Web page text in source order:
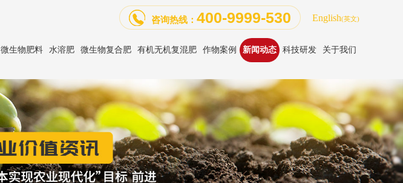
English(英文)
咨询热线： 400-9999-530
微生物肥料 水溶肥 微生物复合肥 有机无机复混肥 作物案例 新闻动态 科技研发 关于我们